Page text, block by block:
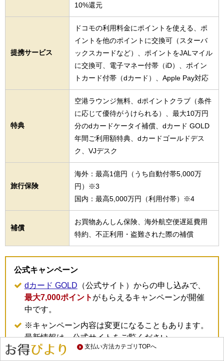
支払い方法カテゴリTOPへ
10%還元
提携サービス
ドコモの利用料金にポイントを使える、ポ
イントを他のポイントに交換可（スターバ
ックスカードなど）、ポイントをJALマイル
に交換可、電子マネー付帯（iD）、ポイン
トカード付帯（dカード）、Apple Pay対応
特典
空港ラウンジ無料、dポイントクラブ（条件
に応じて優待がうけられる）、最大10万円
分のdカードケータイ補償、dカード GOLD
年間ご利用額特典、dカードゴールドデス
ク、VJデスク
旅行保険
海外：最高1億円（うち自動付帯5,000万
円）※3
国内：最高5,000万円（利用付帯）※4
補償
お買物あんしん保険、海外航空便遅延費用
特約、不正利用・盗難された際の補償
公式キャンペーン
dカード GOLD （公式サイト）からの申し込みで、
最大7,000ポイント がもらえるキャンペーンが開催
中です。
※キャンペーン内容は変更になることもあります。
最新情報は、公式サイトをご覧ください。